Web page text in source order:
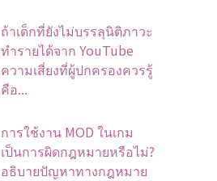
ถ้าเด็กที่ยังไม่บรรลุนิติภาวะ
ทำรายได้จาก YouTube
ความเสี่ยงที่ผู้ปกครองควรรู้
คือ...
การใช้งาน MOD ในเกม
เป็นการผิดกฎหมายหรือไม่?
อธิบายปัญหาทางกฎหมาย